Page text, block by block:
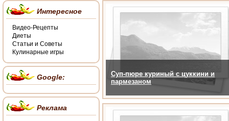
Суп-пюре куриный с цуккини и
пармезаном
Интересное
Видео-Рецепты
Диеты
Статьи и Советы
Кулинарные игры
Google:
Реклама